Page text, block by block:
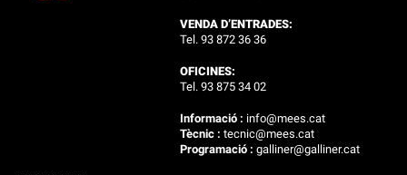
VENDA D’ENTRADES:
Tel. 93 872 36 36
OFICINES:
Tel. 93 875 34 02
Informació : info@mees.cat
Tècnic :tecnic@mees.cat
Programació :galliner@galliner.cat